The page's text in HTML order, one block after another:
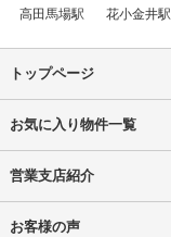
高田馬場駅
花小金井駅
トップページ
お気に入り物件一覧
営業支店紹介
お客様の声